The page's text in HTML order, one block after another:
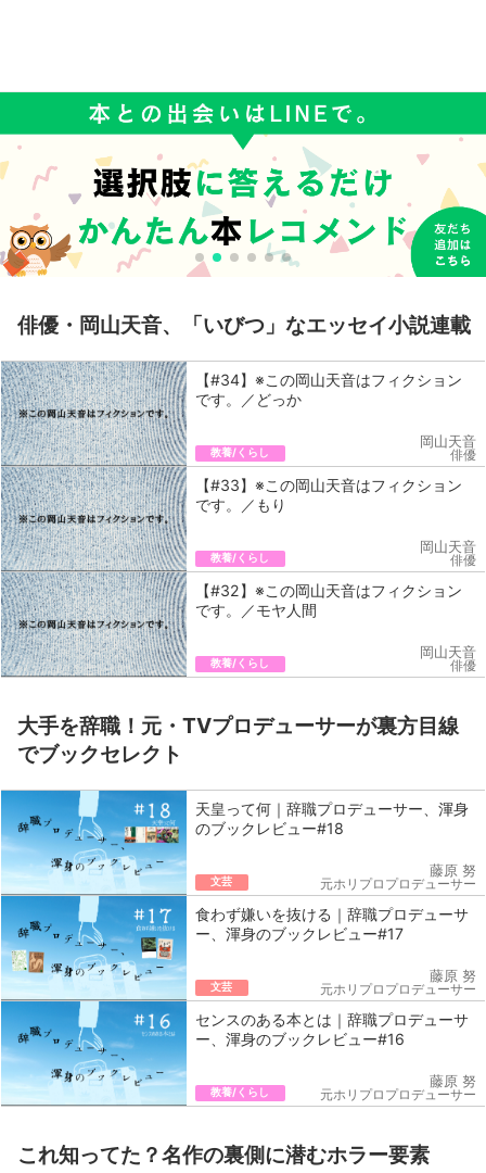
俳優・岡山天音、「いびつ」なエッセイ小説連載
【#34】※この岡山天音はフィクション
です。／どっか
教養/くらし
岡山天音
俳優
【#33】※この岡山天音はフィクション
です。／もり
教養/くらし
岡山天音
俳優
【#32】※この岡山天音はフィクション
です。／モヤ人間
教養/くらし
岡山天音
俳優
大手を辞職！元・TVプロデューサーが裏方目線
でブックセレクト
天皇って何｜辞職プロデューサー、渾身
のブックレビュー#18
文芸
藤原 努
元ホリプロプロデューサー
食わず嫌いを抜ける｜辞職プロデューサ
ー、渾身のブックレビュー#17
文芸
藤原 努
元ホリプロプロデューサー
センスのある本とは｜辞職プロデューサ
ー、渾身のブックレビュー#16
教養/くらし
藤原 努
元ホリプロプロデューサー
これ知ってた？名作の裏側に潜むホラー要素